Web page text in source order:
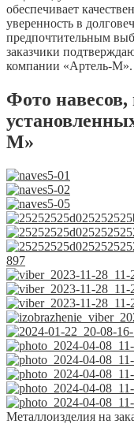
обеспечивает
уверенность в
предпочтительным
заказчики
компании «Артель-М».
Фото навесов,
М»
Металлоизделия на